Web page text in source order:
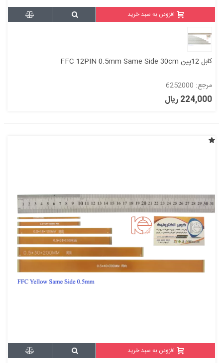
افزودن به سبد خرید
کابل 12پین FFC 12PIN 0.5mm Same Side 30cm
مرجع: 6252000
224,000 ریال
افزودن به سبد خرید